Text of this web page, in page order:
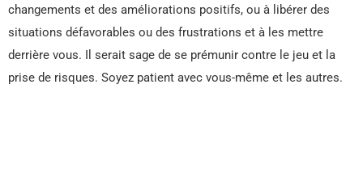
changements et des améliorations positifs, ou à libérer des
situations défavorables ou des frustrations et à les mettre
derrière vous. Il serait sage de se prémunir contre le jeu et la
prise de risques. Soyez patient avec vous-même et les autres.